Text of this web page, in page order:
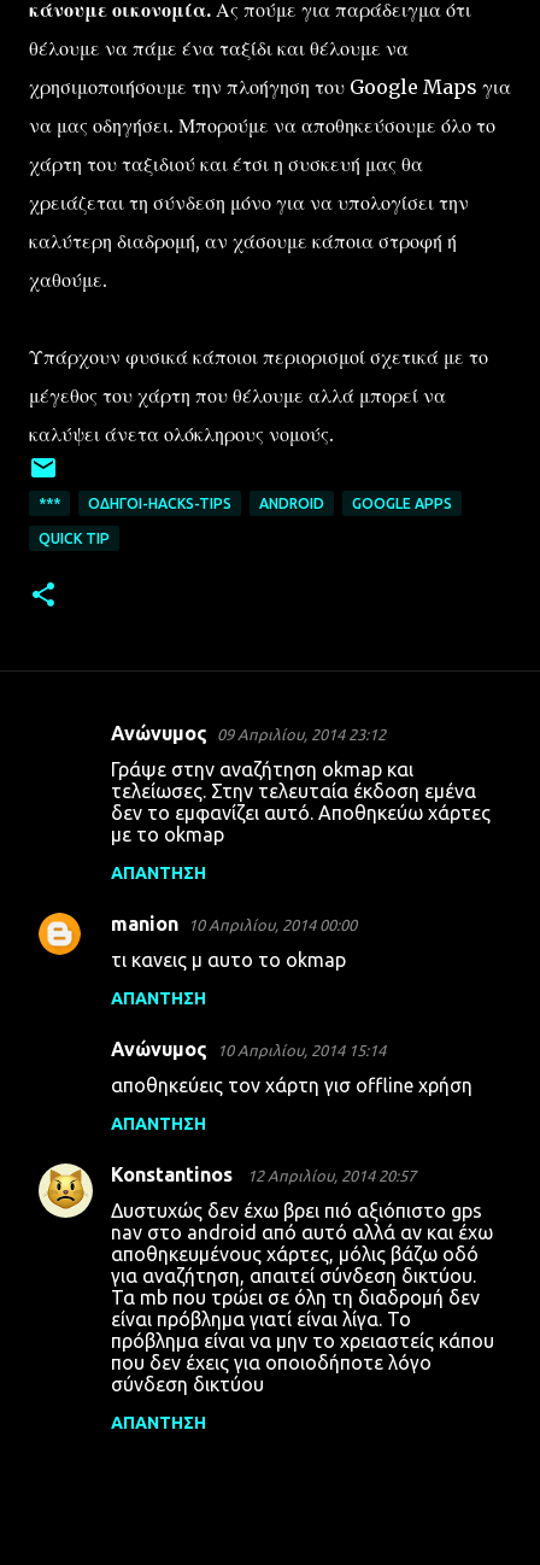
κάνουμε οικονομία. Ας πούμε για παράδειγμα ότι
θέλουμε να πάμε ένα ταξίδι και θέλουμε να
χρησιμοποιήσουμε την πλοήγηση του Google Maps για
να μας οδηγήσει. Μπορούμε να αποθηκεύσουμε όλο το
χάρτη του ταξιδιού και έτσι η συσκευή μας θα
χρειάζεται τη σύνδεση μόνο για να υπολογίσει την
καλύτερη διαδρομή, αν χάσουμε κάποια στροφή ή
χαθούμε.
Υπάρχουν φυσικά κάποιοι περιορισμοί σχετικά με το
μέγεθος του χάρτη που θέλουμε αλλά μπορεί να
καλύψει άνετα ολόκληρους νομούς.
*** ΟΔΗΓΟΊ-HACKS-TIPS ANDROID GOOGLE APPS
QUICK TIP
α
Ανώνυμος 09 Απριλίου, 2014 23:12
Γράψε στην αναζήτηση okmap και
τελείωσες. Στην τελευταία έκδοση εμένα
δεν το εμφανίζει αυτό. Αποθηκεύω χάρτες
με το okmap
ΑΠΆΝΤΗΣΗ
manion 10 Απριλίου, 2014 00:00
τι κανεις μ αυτο το okmap
ΑΠΆΝΤΗΣΗ
Ανώνυμος 10 Απριλίου, 2014 15:14
αποθηκεύεις τον χάρτη γισ offline χρήση
ΑΠΆΝΤΗΣΗ
Konstantinos 12 Απριλίου, 2014 20:57
Δυστυχώς δεν έχω βρει πιό αξιόπιστο gps
nav στο android από αυτό αλλά αν και έχω
αποθηκευμένους χάρτες, μόλις βάζω οδό
για αναζήτηση, απαιτεί σύνδεση δικτύου.
Τα mb που τρώει σε όλη τη διαδρομή δεν
είναι πρόβλημα γιατί είναι λίγα. Το
πρόβλημα είναι να μην το χρειαστείς κάπου
που δεν έχεις για οποιοδήποτε λόγο
σύνδεση δικτύου
ΑΠΆΝΤΗΣΗ